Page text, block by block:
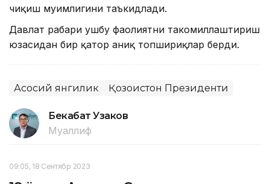
чиқиш муҳимлигини таъкидлади.
Давлат раҳбари ушбу фаолиятни такомиллаштириш
юзасидан бир қатор аниқ топшириқлар берди.
Асосий янгилик Қозоғистон Президенти
Бекабат Узаков
Муаллиф
09:05, 18 Сентябр 2023